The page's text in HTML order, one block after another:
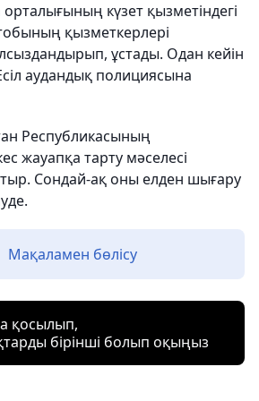
күзет қызметіндегі
қызметкерлері
ұстады. Одан кейін
аудандық полициясына
Республикасының
жауапқа тарту мәселесі
Сондай-ақ оны елден шығару
Мақаламен бөлісу
қосылып,
бірінші болып оқыңыз